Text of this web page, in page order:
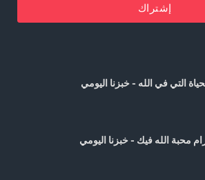
إشتراك
التي في الله - خبزنا اليومي
محبة الله فيك - خبزنا اليومي